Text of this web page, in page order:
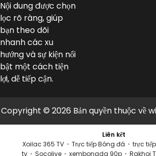
Nội dung được chọn
lọc rõ ràng, giúp
bạn theo dõi
nhanh các xu
hướng và sự kiện nổi
bật một cách tiện
lợi, dễ tiếp cận.
Copyright © 2026 Bản quyền thuộc về
Liên kết
Xoilac 365 TV • Trực tiếp Bóng đá • trực
tv • Socolive • xembongda 90p • Rakhoi